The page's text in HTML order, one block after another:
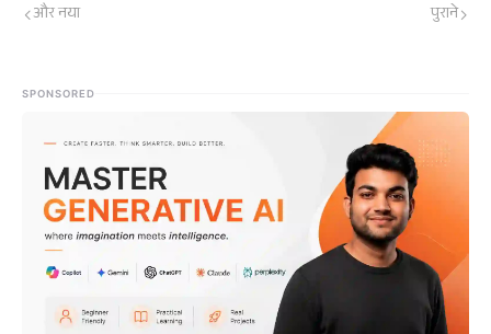
और नया पुराने
SPONSORED